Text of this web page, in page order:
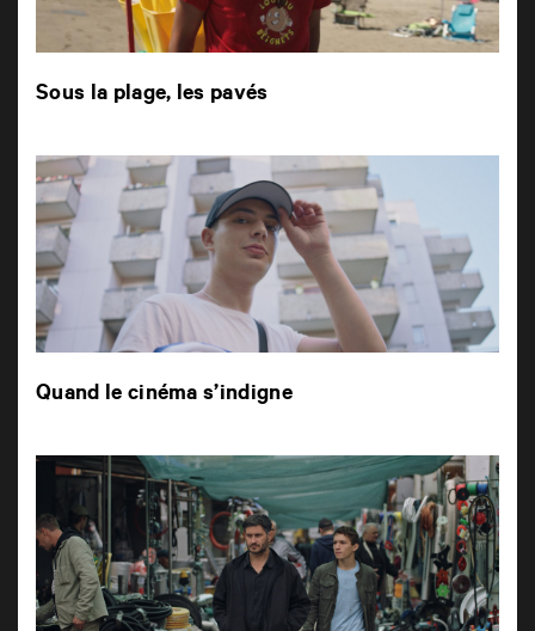
Sous la plage, les pavés
Quand le cinéma s’indigne